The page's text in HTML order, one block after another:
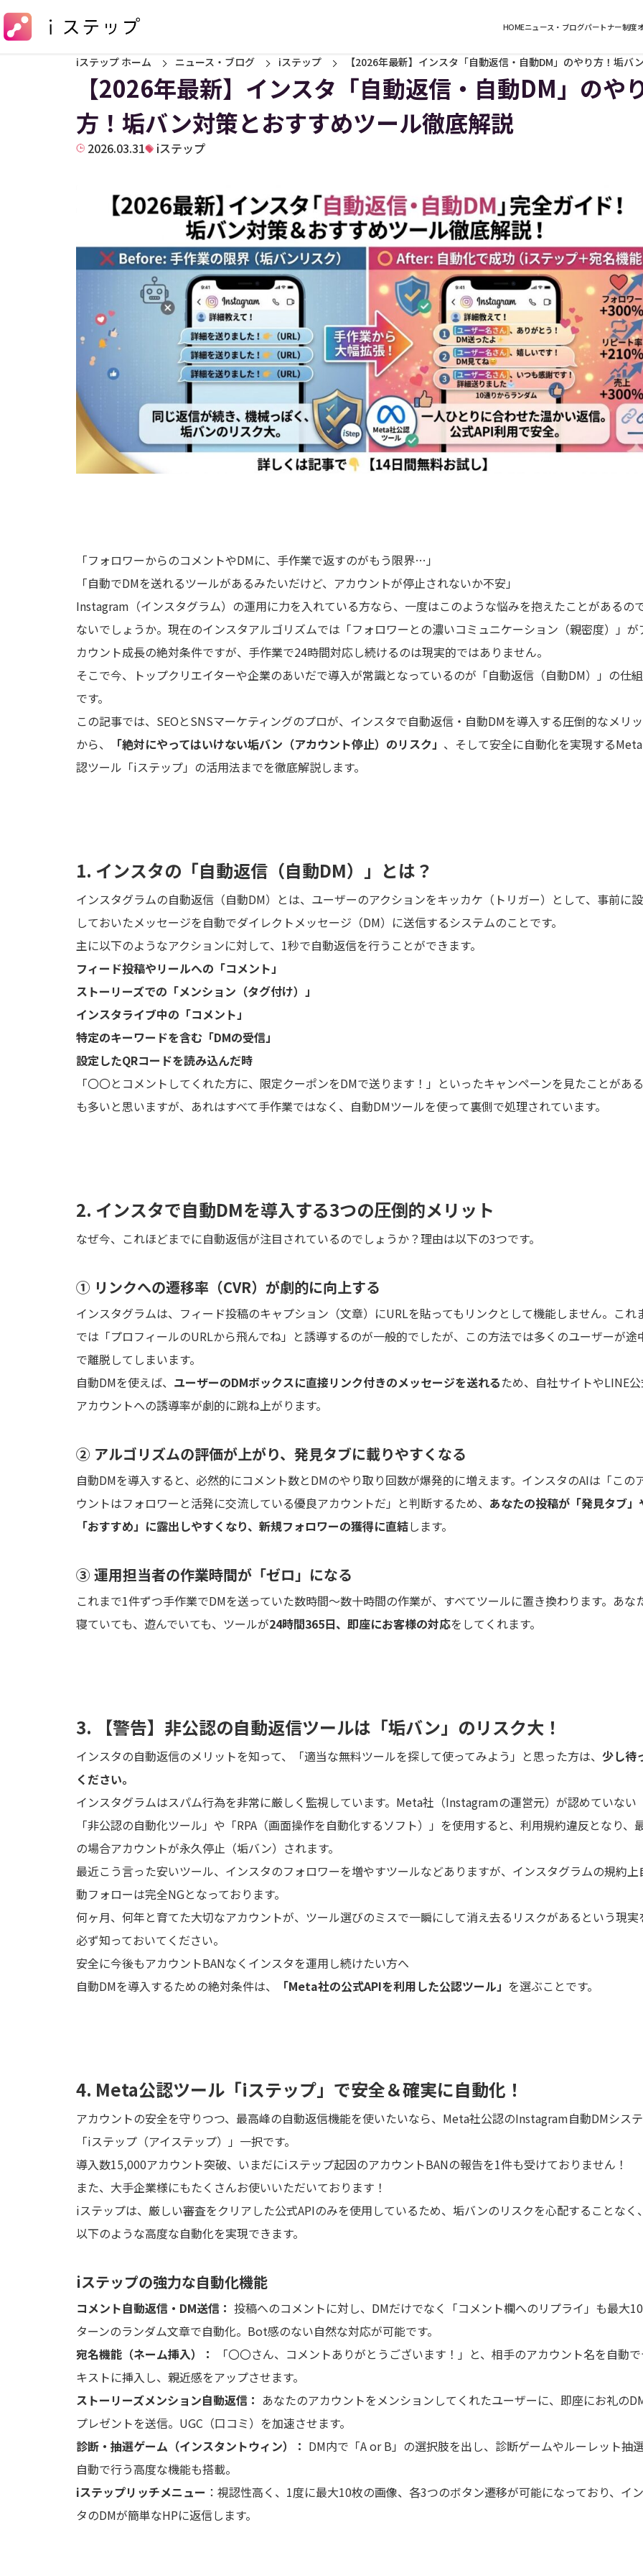
HOMEニュース・ブログパートナー制度
iステップ ホーム ニュース・ブログ iステップ 【2026年最新】インスタ「自動返信・自動DM」のやり方！垢バ
【2026年最新】インスタ「自動返信・自動DM」のや
方！垢バン対策とおすすめツール徹底解説
2026.03.31 iステップ
「フォロワーからのコメントやDMに、手作業で返すのがもう限界…」
「自動でDMを送れるツールがあるみたいだけど、アカウントが停止されないか不安」
Instagram（インスタグラム）の運用に力を入れている方なら、一度はこのような悩みを抱えたことがあるの
ないでしょうか。現在のインスタアルゴリズムでは「フォロワーとの濃いコミュニケーション（親密度）」が
カウント成長の絶対条件ですが、手作業で24時間対応し続けるのは現実的ではありません。
そこで今、トップクリエイターや企業のあいだで導入が常識となっているのが「自動返信（自動DM）」の仕
です。
この記事では、SEOとSNSマーケティングのプロが、インスタで自動返信・自動DMを導入する圧倒的なメリ
から、
「絶対にやってはいけない垢バン（アカウント停止）のリスク」 、そして安全に自動化を実現する
認ツール「iステップ」の活用法までを徹底解説します。
1. インスタの「自動返信（自動DM）」とは？
インスタグラムの自動返信（自動DM）とは、ユーザーのアクションをキッカケ（トリガー）として、事前に
しておいたメッセージを自動でダイレクトメッセージ（DM）に送信するシステムのことです。
主に以下のようなアクションに対して、1秒で自動返信を行うことができます。
フィード投稿やリールへの「コメント」
ストーリーズでの「メンション（タグ付け）」
インスタライブ中の「コメント」
特定のキーワードを含む「DMの受信」
設定したQRコードを読み込んだ時
「〇〇とコメントしてくれた方に、限定クーポンをDMで送ります！」といったキャンペーンを見たことがあ
も多いと思いますが、あれはすべて手作業ではなく、自動DMツールを使って裏側で処理されています。
2. インスタで自動DMを導入する3つの圧倒的メリット
なぜ今、これほどまでに自動返信が注目されているのでしょうか？理由は以下の3つです。
① リンクへの遷移率（CVR）が劇的に向上する
インスタグラムは、フィード投稿のキャプション（文章）にURLを貼ってもリンクとして機能しません。これ
では「プロフィールのURLから飛んでね」と誘導するのが一般的でしたが、この方法では多くのユーザーが途
で離脱してしまいます。
自動DMを使えば、 ユーザーのDMボックスに直接リンク付きのメッセージを送れるため、自社サイトやLINE
アカウントへの誘導率が劇的に跳ね上がります。
② アルゴリズムの評価が上がり、発見タブに載りやすくなる
自動DMを導入すると、必然的にコメント数とDMのやり取り回数が爆発的に増えます。インスタのAIは「この
ウントはフォロワーと活発に交流している優良アカウントだ」と判断するため、 あなたの投稿が「発見タブ」
「おすすめ」に露出しやすくなり、新規フォロワーの獲得に直結します。
③ 運用担当者の作業時間が「ゼロ」になる
これまで1件ずつ手作業でDMを送っていた数時間〜数十時間の作業が、すべてツールに置き換わります。あな
寝ていても、遊んでいても、ツールが24時間365日、即座にお客様の対応をしてくれます。
3. 【警告】非公認の自動返信ツールは「垢バン」のリスク大！
インスタの自動返信のメリットを知って、「適当な無料ツールを探して使ってみよう」と思った方は、 少し待
ください。
インスタグラムはスパム行為を非常に厳しく監視しています。Meta社（Instagramの運営元）が認めていない
「非公認の自動化ツール」や「RPA（画面操作を自動化するソフト）」を使用すると、利用規約違反となり、
の場合アカウントが永久停止（垢バン）されます。
最近こう言った安いツール、インスタのフォロワーを増やすツールなどありますが、インスタグラムの規約上
動フォローは完全NGとなっております。
何ヶ月、何年と育てた大切なアカウントが、ツール選びのミスで一瞬にして消え去るリスクがあるという現実
必ず知っておいてください。
安全に今後もアカウントBANなくインスタを運用し続けたい方へ
自動DMを導入するための絶対条件は、
「Meta社の公式APIを利用した公認ツール」 を選ぶことです。
4. Meta公認ツール「iステップ」で安全＆確実に自動化！
アカウントの安全を守りつつ、最高峰の自動返信機能を使いたいなら、Meta社公認のInstagram自動DMシス
「iステップ（アイステップ）」一択です。
導入数15,000アカウント突破、いまだにiステップ起因のアカウントBANの報告を1件も受けておりません！
また、大手企業様にもたくさんお使いいただいております！
iステップは、厳しい審査をクリアした公式APIのみを使用しているため、垢バンのリスクを心配することなく
以下のような高度な自動化を実現できます。
iステップの強力な自動化機能
コメント自動返信・DM送信： 投稿へのコメントに対し、DMだけでなく「コメント欄へのリプライ」も最大
ターンのランダム文章で自動化。Bot感のない自然な対応が可能です。
宛名機能（ネーム挿入）：
「〇〇さん、コメントありがとうございます！」と、相手のアカウント名を自動
キストに挿入し、親近感をアップさせます。
ストーリーズメンション自動返信： あなたのアカウントをメンションしてくれたユーザーに、即座にお礼の
プレゼントを送信。UGC（口コミ）を加速させます。
診断・抽選ゲーム（インスタントウィン）： DM内で「A or B」の選択肢を出し、診断ゲームやルーレット抽
自動で行う高度な機能も搭載。
iステップリッチメニュー ：視認性高く、1度に最大10枚の画像、各3つのボタン遷移が可能になっており、イ
タのDMが簡単なHPに返信します。